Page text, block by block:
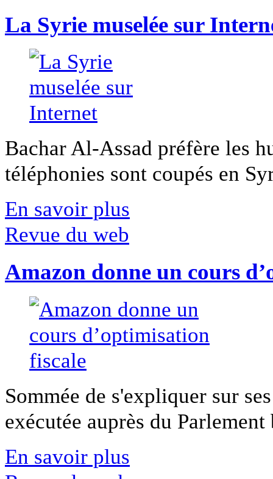
La Syrie muselée sur
Bachar Al-Assad préfère les
téléphonies sont coupés en
En savoir plus
Revue du web
Amazon donne un cours
Sommée de s'expliquer sur
exécutée auprès du
En savoir plus